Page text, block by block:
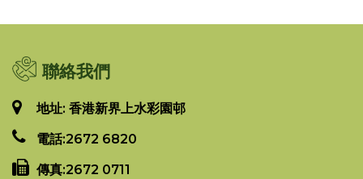
聯絡我們
地址: 香港新界上水彩園邨
電話:2672 6820
傳真:2672 0711